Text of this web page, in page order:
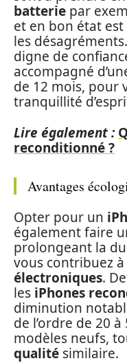
batterie par
et en bon état
les
digne de
accompagné
de 12 mois, pour
tranquillité
Lire également :
reconditionné ?
Avantages
Opter pour un
également faire
prolongeant la
vous contribuez à
électroniques.
les iPhones
diminution
de l’ordre de 20
modèles neufs,
qualité similaire.